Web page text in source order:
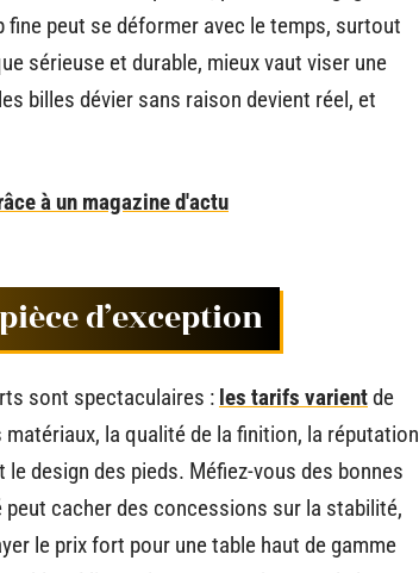
peut se déformer avec le temps, surtout
sérieuse et durable, mieux vaut viser une
billes dévier sans raison devient réel, et
à un magazine d'actu
d’exception
sont spectaculaires : les tarifs varientde
la qualité de la finition, la réputation
design des pieds. Méfiez-vous des bonnes
cacher des concessions sur la stabilité,
le prix fort pour une table haut de gamme